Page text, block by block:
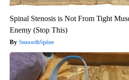
Spinal Stenosis is Not From Tight
Enemy (Stop This)
SmoothSpine